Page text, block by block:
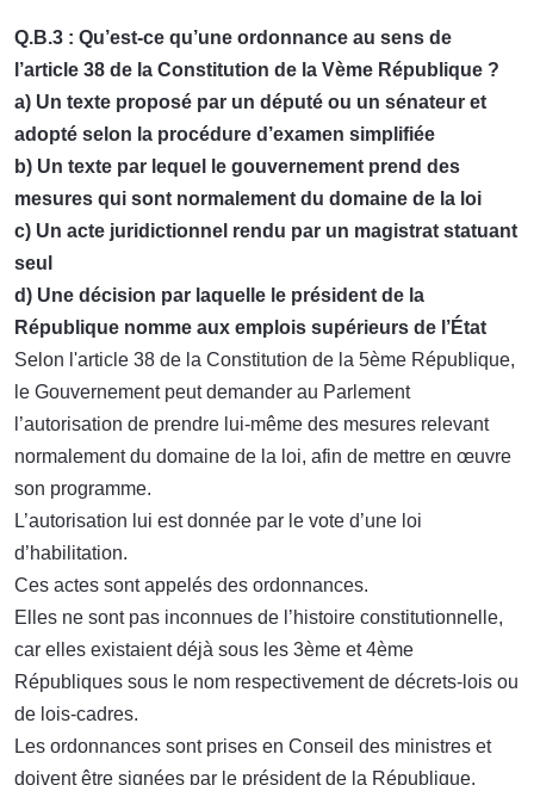
Q.B.3 : Qu’est-ce qu’une ordonnance au sens de
l’article 38 de la Constitution de la Vème République ?
a) Un texte proposé par un député ou un sénateur et
adopté selon la procédure d’examen simplifiée
b) Un texte par lequel le gouvernement prend des
mesures qui sont normalement du domaine de la loi
c) Un acte juridictionnel rendu par un magistrat statuant
seul
d) Une décision par laquelle le président de la
République nomme aux emplois supérieurs de l’État
Selon l'article 38 de la Constitution de la 5ème République,
le Gouvernement peut demander au Parlement
l’autorisation de prendre lui-même des mesures relevant
normalement du domaine de la loi, afin de mettre en œuvre
son programme.
L’autorisation lui est donnée par le vote d’une loi
d’habilitation.
Ces actes sont appelés des ordonnances.
Elles ne sont pas inconnues de l’histoire constitutionnelle,
car elles existaient déjà sous les 3ème et 4ème
Républiques sous le nom respectivement de décrets-lois ou
de lois-cadres.
Les ordonnances sont prises en Conseil des ministres et
doivent être signées par le président de la République.